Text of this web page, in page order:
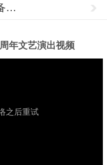
…
年文艺演出视频